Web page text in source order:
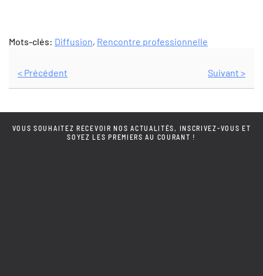
Mots-clés: Diffusion, Rencontre professionnelle
< Précédent Suivant >
VOUS SOUHAITEZ RECEVOIR NOS ACTUALITÉS, INSCRIVEZ-VOUS ET
SOYEZ LES PREMIERS AU COURANT !